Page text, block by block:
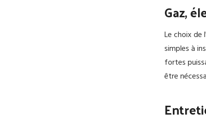
Gaz,
Le choix
simples à
fortes
être